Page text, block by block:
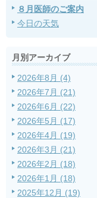
８月医師のご案内
今日の天気
月別アーカイブ
2026年8月 (4)
2026年7月 (21)
2026年6月 (22)
2026年5月 (17)
2026年4月 (19)
2026年3月 (21)
2026年2月 (18)
2026年1月 (18)
2025年12月 (19)